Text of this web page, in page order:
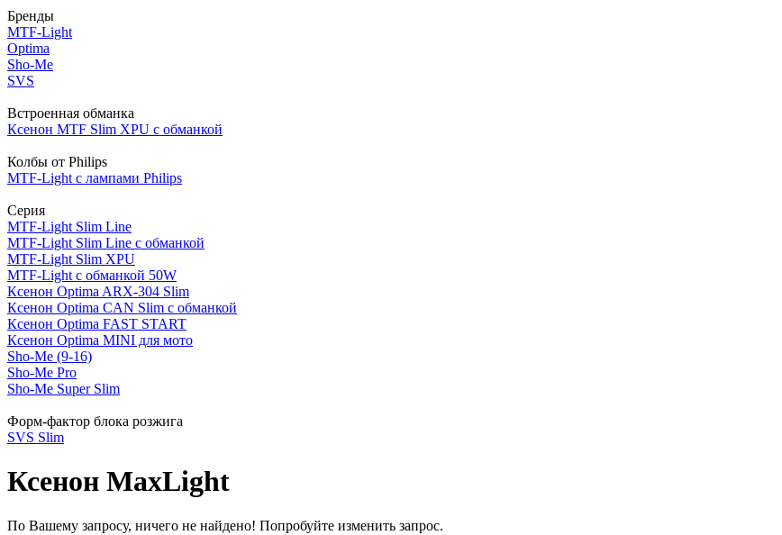
Бренды
MTF-Light
Optima
Sho-Me
SVS
Встроенная обманка
Ксенон MTF Slim XPU с обманкой
Колбы от Philips
MTF-Light с лампами Philips
Серия
MTF-Light Slim Line
MTF-Light Slim Line с обманкой
MTF-Light Slim XPU
MTF-Light с обманкой 50W
Ксенон Optima ARX-304 Slim
Ксенон Optima CAN Slim с обманкой
Ксенон Optima FAST START
Ксенон Optima MINI для мото
Sho-Me (9-16)
Sho-Me Pro
Sho-Me Super Slim
Форм-фактор блока розжига
SVS Slim
Ксенон MaxLight
По Вашему запросу, ничего не найдено! Попробуйте изменить запрос.